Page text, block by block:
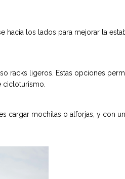
hacia los lados para mejorar la
racks ligeros. Estas opciones
cicloturismo.
cargar mochilas o alforjas, y con